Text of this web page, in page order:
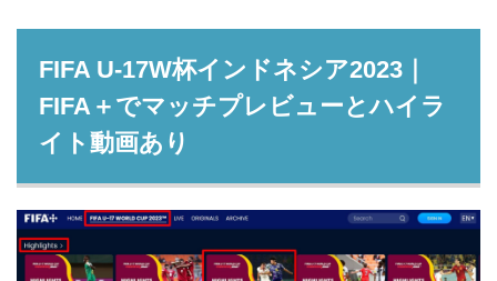
FIFA U-17W杯インドネシア2023｜
FIFA＋でマッチプレビューとハイラ
イト動画あり